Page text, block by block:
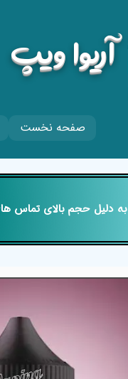
صفحه نخست
​آریوا ویپ
به دلیل حجم بالای تماس